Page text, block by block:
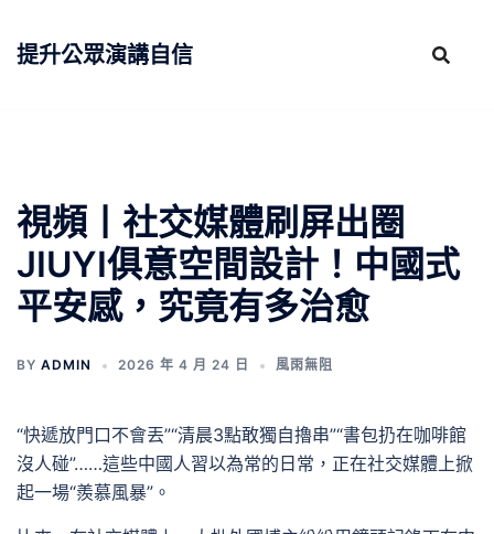
提升公眾演講自信
視頻丨社交媒體刷屏出圈
JIUYI俱意空間設計！中國式
平安感，究竟有多治愈
BY ADMIN 2026 年 4 月 24 日 風雨無阻
“快遞放門口不會丟”“清晨3點敢獨自擼串”“書包扔在咖啡館
沒人碰”……這些中國人習以為常的日常，正在社交媒體上掀
起一場“羨慕風暴”。